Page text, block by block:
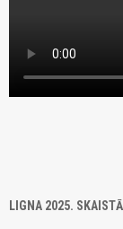
LIGNA 2025.